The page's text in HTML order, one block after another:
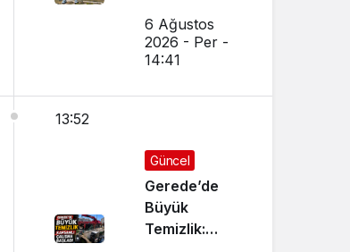
6 Ağustos
2026 - Per -
14:41
13:52
Güncel
Gerede’de
Büyük
Temizlik: